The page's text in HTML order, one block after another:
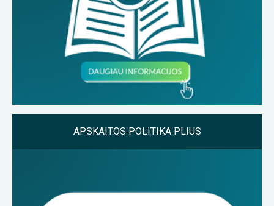
APSKAITOS POLITIKA PLIUS